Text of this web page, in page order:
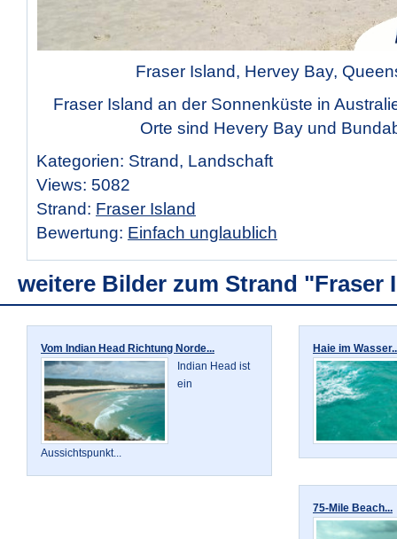
Fraser Island, Hervey Bay,
Fraser Island an der Sonnenküste in
Orte sind Hevery Bay und
Kategorien: Strand, Landschaft
Views: 5082
Strand: Fraser Island
Bewertung: Einfach unglaublich
weitere Bilder zum Strand "Fraser
Vom Indian Head Richtung Norde...
Indian Head ist
ein
Aussichtspunkt...
Haie im
75-Mile Beach...